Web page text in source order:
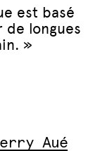
est basé
de longues
»
Aué